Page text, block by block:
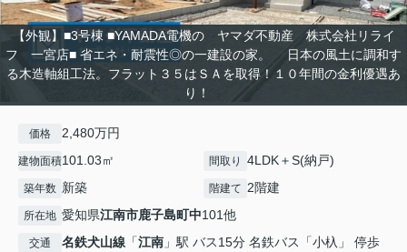
【外観】■3号棟 ■YAMADA電機の ヤマダ不動産 株式会社リライ
フ 一宮店■ 省エネ・耐震性◎の一建設の家。 日本の風土に調和す
る木造軸組工法。フラット３５はＳＡを取得！１０年間の金利優遇あ
り！
価格 2,480万円
建物面積101.03㎡ 間取り 4LDK＋S(納戸)
築年数 新築 階建て 2階建
所在地 愛知県江南市鹿子島町中101他
交通 名鉄犬山線 「江南 」駅 バス15分 名鉄バス「小杁」 停歩